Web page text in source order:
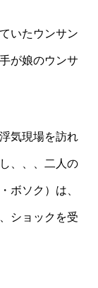
いたウンサン
が娘のウンサ
気現場を訪れ
、、、二人の
ボソク）は、
ショックを受